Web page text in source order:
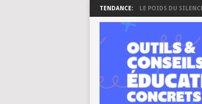
TENDANCE: LE POIDS DU